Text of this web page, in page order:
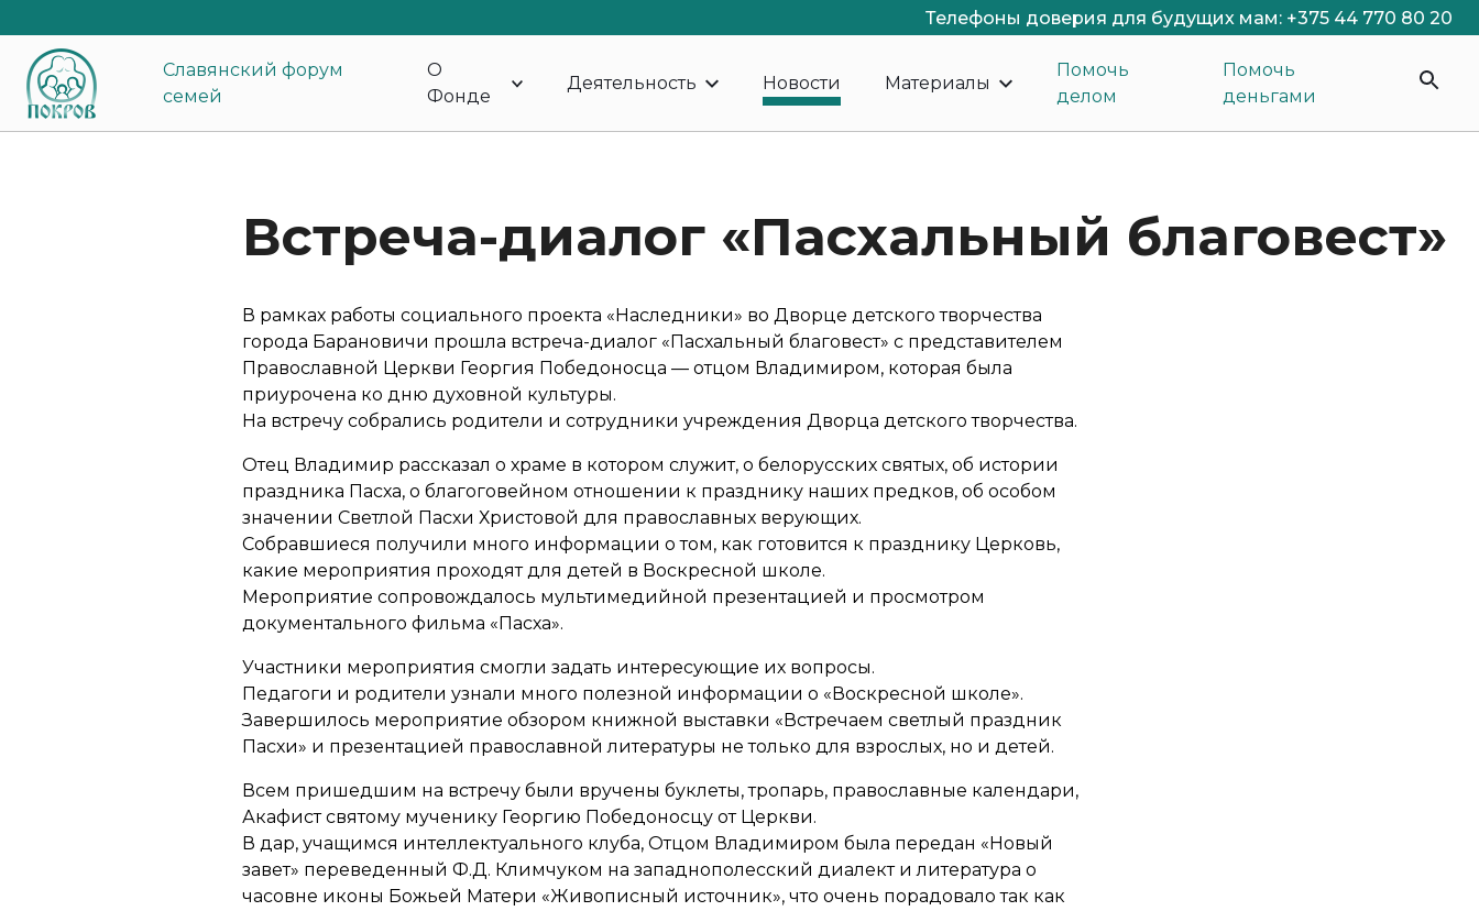
Телефоны доверия для будущих мам: +375 44 770 80 20
Славянский форум
семей
О
Фонде
Деятельность Новости Материалы
Помочь
делом
Помочь
деньгами
Встреча-диалог «Пасхальный благовест»
В рамках работы социального проекта «Наследники» во Дворце детского творчества
города Барановичи прошла встреча-диалог «Пасхальный благовест» с представителем
Православной Церкви Георгия Победоносца — отцом Владимиром, которая была
приурочена ко дню духовной культуры.
На встречу собрались родители и сотрудники учреждения Дворца детского творчества.
Отец Владимир рассказал о храме в котором служит, о белорусских святых, об истории
праздника Пасха, о благоговейном отношении к празднику наших предков, об особом
значении Светлой Пасхи Христовой для православных верующих.
Собравшиеся получили много информации о том, как готовится к празднику Церковь,
какие мероприятия проходят для детей в Воскресной школе.
Мероприятие сопровождалось мультимедийной презентацией и просмотром
документального фильма «Пасха».
Участники мероприятия смогли задать интересующие их вопросы.
Педагоги и родители узнали много полезной информации о «Воскресной школе».
Завершилось мероприятие обзором книжной выставки «Встречаем светлый праздник
Пасхи» и презентацией православной литературы не только для взрослых, но и детей.
Всем пришедшим на встречу были вручены буклеты, тропарь, православные календари,
Акафист святому мученику Георгию Победоносцу от Церкви.
В дар, учащимся интеллектуального клуба, Отцом Владимиром была передан «Новый
завет» переведенный Ф.Д. Климчуком на западнополесский диалект и литература о
часовне иконы Божьей Матери «Живописный источник», что очень порадовало так как